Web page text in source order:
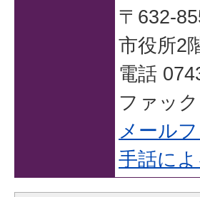
〒632-
市役所2
電話
ファッ
メール
手話に